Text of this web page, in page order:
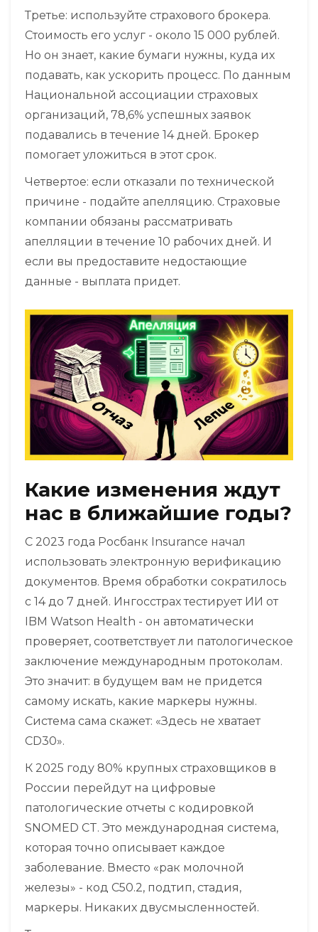
Третье: используйте страхового брокера.
Стоимость его услуг - около 15 000 рублей.
Но он знает, какие бумаги нужны, куда их
подавать, как ускорить процесс. По данным
Национальной ассоциации страховых
организаций, 78,6% успешных заявок
подавались в течение 14 дней. Брокер
помогает уложиться в этот срок.
Четвертое: если отказали по технической
причине - подайте апелляцию. Страховые
компании обязаны рассматривать
апелляции в течение 10 рабочих дней. И
если вы предоставите недостающие
данные - выплата придет.
Какие изменения ждут
нас в ближайшие годы?
С 2023 года Росбанк Insurance начал
использовать электронную верификацию
документов. Время обработки сократилось
с 14 до 7 дней. Ингосстрах тестирует ИИ от
IBM Watson Health - он автоматически
проверяет, соответствует ли патологическое
заключение международным протоколам.
Это значит: в будущем вам не придется
самому искать, какие маркеры нужны.
Система сама скажет: «Здесь не хватает
CD30».
К 2025 году 80% крупных страховщиков в
России перейдут на цифровые
патологические отчеты с кодировкой
SNOMED CT. Это международная система,
которая точно описывает каждое
заболевание. Вместо «рак молочной
железы» - код C50.2, подтип, стадия,
маркеры. Никаких двусмысленностей.